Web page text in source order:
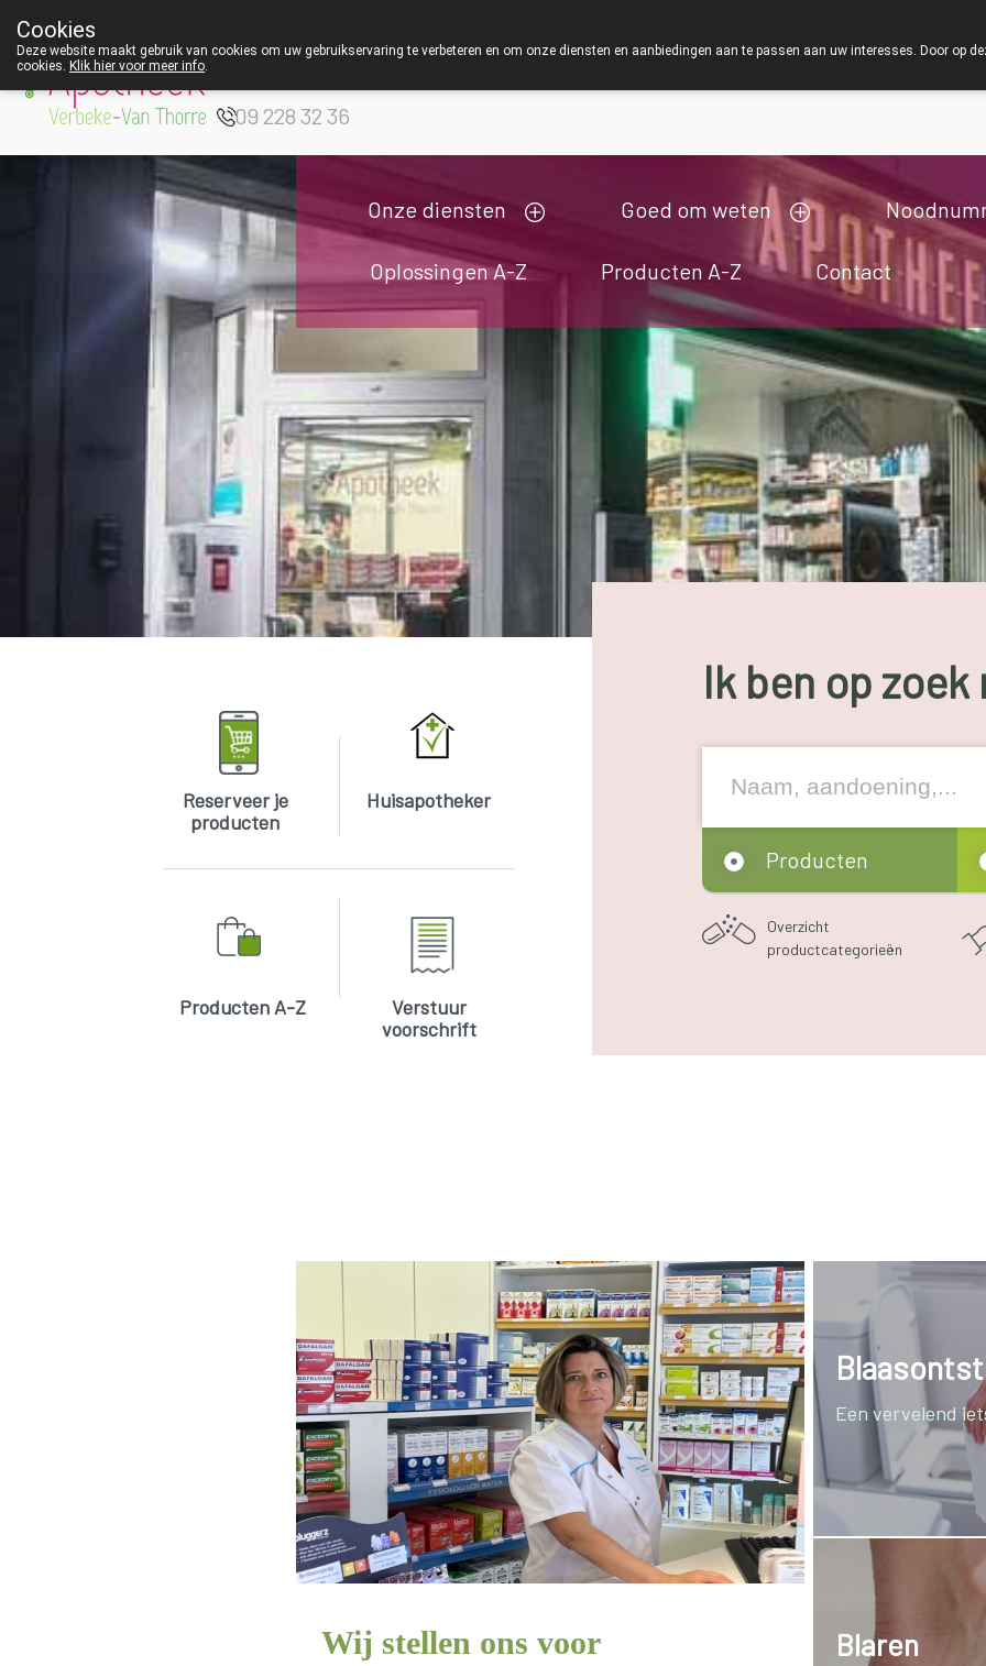
Apotheek Verbeke
09 228 32 36
Onze diensten Goed om weten
Oplossingen A-Z Producten A-Z Contact
Reserveer je
producten
Huisapotheker
Producten A-Z
Verstuur
voorschrift
Ik ben op zoek
Producten
Overzicht
productcategorieën
Wij stellen ons voor
Een vervelend
Blaren
Cookies
Deze website maakt gebruik van cookies om uw gebruikservaring te verbeteren en om onze diensten en aanbiedingen aan te passen aan uw interesses. Door op
cookies. Klik hier voor meer info.